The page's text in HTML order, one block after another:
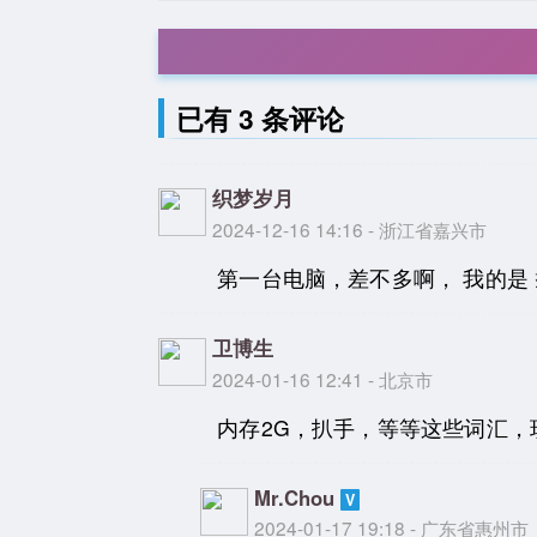
已有 3 条评论
织梦岁月
2024-12-16 14:16 - 浙江省嘉兴市
第一台电脑，差不多啊， 我的
卫博生
2024-01-16 12:41 - 北京市
内存2G，扒手，等等这些词汇
Mr.Chou
2024-01-17 19:18 - 广东省惠州市